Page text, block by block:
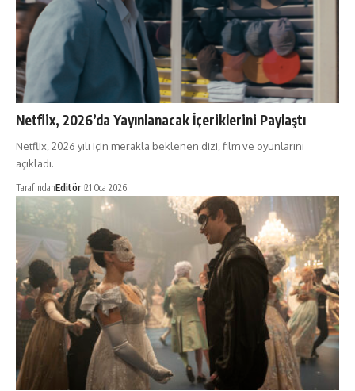
Netflix, 2026’da Yayınlanacak İçeriklerini Paylaştı
Netflix, 2026 yılı için merakla beklenen dizi, film ve oyunlarını
açıkladı.
TarafındanEditör 21 Oca 2026